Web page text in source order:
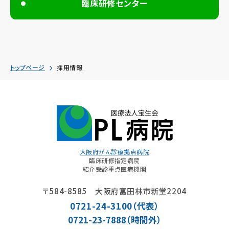
臨床研修センター
トップページ 採用情報
大阪府がん診療拠点病院
臨床研修指定病院
紹介受診重点医療機関
〒584-8585 大阪府富田林市新堂2204
0721-24-3100（代表）
0721-23-7888（時間外）